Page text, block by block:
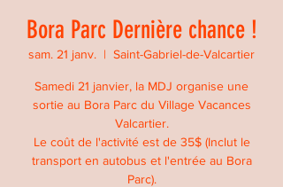
Bora Parc Dernière chance !
sam. 21 janv.
  |
Saint-Gabriel-de-Valcartier
Samedi 21 janvier, la MDJ organise une
sortie au Bora Parc du Village Vacances
Valcartier.
Le coût de l'activité est de 35$ (Inclut le
transport en autobus et l'entrée au Bora
Parc).